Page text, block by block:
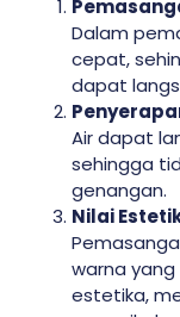
Dalam
cepat,
dapat
Air dapat
sehingga
genangan.
Nilai
warna
estetika,